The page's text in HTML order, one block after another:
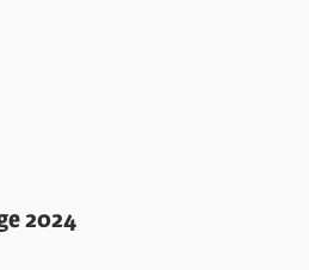
2024